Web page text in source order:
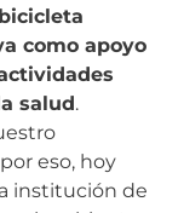
como apoyo
salud.
eso, hoy
institución de